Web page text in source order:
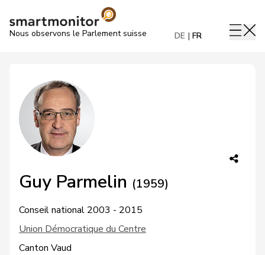
Nous observons le Parlement suisse DE FR
Guy Parmelin (1959)
Conseil national 2003 - 2015
Union Démocratique du Centre
Canton Vaud